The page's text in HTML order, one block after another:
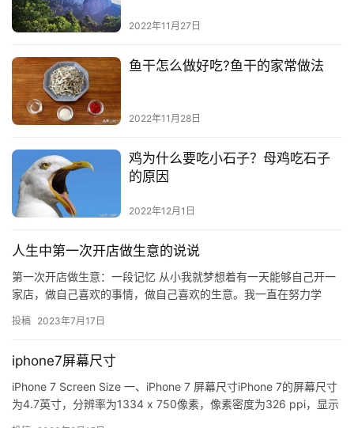
2022年11月27日
鱼干怎么做好吃?鱼干的家常做法
2022年11月28日
鸡为什么要吃小石子？母鸡吃石子
的原因
2022年12月1日
人生中第一次开店做生意的说说
第一次开店做生意：一段记忆 从小我就梦想着有一天能够自己开一
家店，做自己喜欢的事情，做自己喜欢的生意。我一直在努力学
做生意…
投稿 2023年7月17日
iphone7屏幕尺寸
iPhone 7 Screen Size 一、iPhone 7 屏幕尺寸iPhone 7的屏幕尺寸
为4.7英寸，分辨率为1334 x 750像素，像素密度为326 ppi，显示